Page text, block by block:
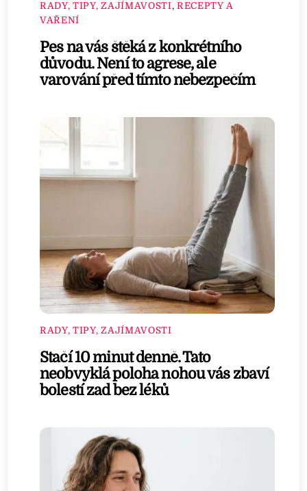
RADY, TIPY, ZAJÍMAVOSTI, RECEPTY A
VAŘENÍ
Pes na vás štěká z konkrétního
důvodu. Není to agrese, ale
varování před tímto nebezpečím
RADY, TIPY, ZAJÍMAVOSTI
Stačí 10 minut denně. Tato
neobvyklá poloha nohou vás zbaví
bolestí zad bez léků